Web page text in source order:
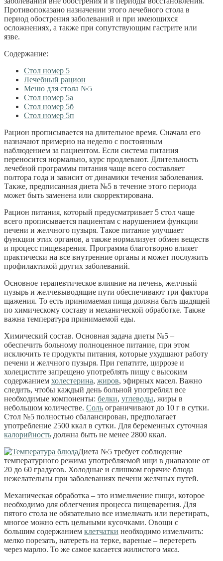
Противопоказано назначении этого лечебного стола в
период обострения заболеваний и при имеющихся
осложнениях, а также при сопутствующим гастрите или
язве.
Содержание:
Стол номер 5
Лечебный рацион
Меню для стола №5
Стол номер 5а
Стол номер 5б
Стол номер 5п
Рацион прописывается на длительное время. Сначала его
назначают примерно на неделю с постоянным
наблюдением за пациентом. Если система питания
переносится нормально, курс продлевают. Длительность
лечебной программы питания чаще всего составляет
полтора года и зависит от динамики течения заболевания.
Также, предписанная диета №5 в течение этого периода
может быть заменена или скорректирована.
Рацион питания, который предусматривает 5 стол чаще
всего прописывается пациентам с нарушением функции
печени и желчного пузыря. Такое питание улучшает
функции этих органов, а также нормализует обмен веществ
и процесс пищеварения. Программа благотворно влияет
практически на все внутренние органы и может послужить
профилактикой других заболеваний.
Основное терапевтическое влияние на печень, желчный
пузырь и желчевыводящие пути обеспечивают три фактора
щажения. То есть принимаемая пища должна быть щадящей
по химическому составу и механической обработке. Также
важна температура принимаемой еды.
Химический состав. Основная задача диеты №5 –
обеспечить больному полноценное питание, при этом
исключить те продукты питания, которые ухудшают работу
печени и желчного пузыря. При гепатите, циррозе и
холецистите запрещено употреблять пищу с высоким
содержанием холестерина, жиров, эфирных масел. Важно
следить, чтобы каждый день больной употреблял все
необходимые компоненты: белки, углеводы, жиры в
небольшом количестве. Соль ограничивают до 10 г в сутки.
Стол №5 полностью сбалансирован, предполагает
употребление 2500 ккал в сутки. Для беременных суточная
калорийность должна быть не менее 2800 ккал.
Диета №5 требует соблюдение
температурного режима употребляемой ищи в диапазоне от
20 до 60 градусов. Холодные и слишком горячие блюда
нежелательны при заболеваниях печени желчных путей.
Механическая обработка – это измельчение пищи, которое
необходимо для облегчения процесса пищеварения. Для
пятого стола не обязательно все измельчать или перетирать,
многое можно есть цельными кусочками. Овощи с
большим содержанием клетчатки необходимо измельчить:
мелко порезать, натереть на терке, вареные – перетереть
через марлю. То же самое касается жилистого мяса.